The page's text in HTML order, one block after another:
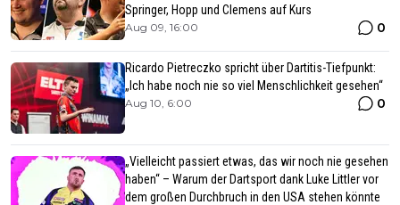
Springer, Hopp und Clemens auf Kurs
Aug 09, 16:00 0
Ricardo Pietreczko spricht über Dartitis-Tiefpunkt:
„Ich habe noch nie so viel Menschlichkeit gesehen“
Aug 10, 6:00 0
„Vielleicht passiert etwas, das wir noch nie gesehen
haben“ – Warum der Dartsport dank Luke Littler vor
dem großen Durchbruch in den USA stehen könnte